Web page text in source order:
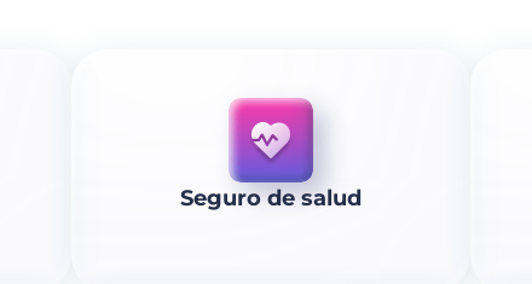
Seguro de salud